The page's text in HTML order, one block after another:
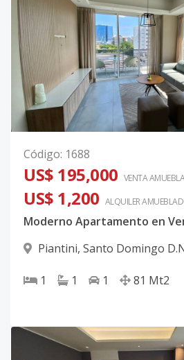
Código: 1688
US$ 195,000 VENTA
US$ 1,200 ALQUILER
Moderno Apartamento en
Piantini, Santo Domingo
1 1 1 81 Mt2